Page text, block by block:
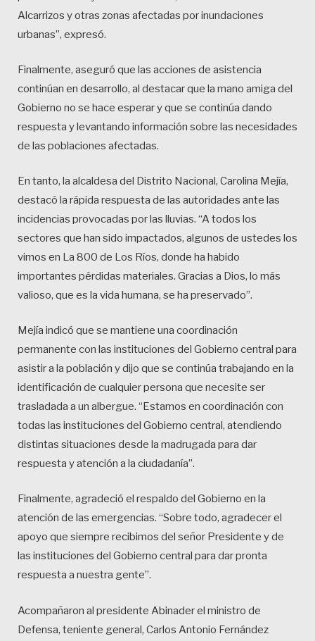
Alcarrizos y otras zonas afectadas por inundaciones
urbanas”, expresó.
Finalmente, aseguró que las acciones de asistencia
continúan en desarrollo, al destacar que la mano amiga del
Gobierno no se hace esperar y que se continúa dando
respuesta y levantando información sobre las necesidades
de las poblaciones afectadas.
En tanto, la alcaldesa del Distrito Nacional, Carolina Mejía,
destacó la rápida respuesta de las autoridades ante las
incidencias provocadas por las lluvias. “A todos los
sectores que han sido impactados, algunos de ustedes los
vimos en La 800 de Los Ríos, donde ha habido
importantes pérdidas materiales. Gracias a Dios, lo más
valioso, que es la vida humana, se ha preservado”.
Mejía indicó que se mantiene una coordinación
permanente con las instituciones del Gobierno central para
asistir a la población y dijo que se continúa trabajando en la
identificación de cualquier persona que necesite ser
trasladada a un albergue. “Estamos en coordinación con
todas las instituciones del Gobierno central, atendiendo
distintas situaciones desde la madrugada para dar
respuesta y atención a la ciudadanía”.
Finalmente, agradeció el respaldo del Gobierno en la
atención de las emergencias. “Sobre todo, agradecer el
apoyo que siempre recibimos del señor Presidente y de
las instituciones del Gobierno central para dar pronta
respuesta a nuestra gente”.
Acompañaron al presidente Abinader el ministro de
Defensa, teniente general, Carlos Antonio Fernández